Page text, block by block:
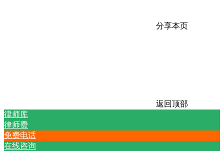
分享本页
返回顶部
律师库
律师费
免费电话
在线咨询